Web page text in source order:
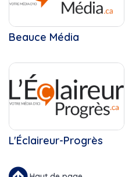
Beauce Média
L'Éclaireur-Progrès